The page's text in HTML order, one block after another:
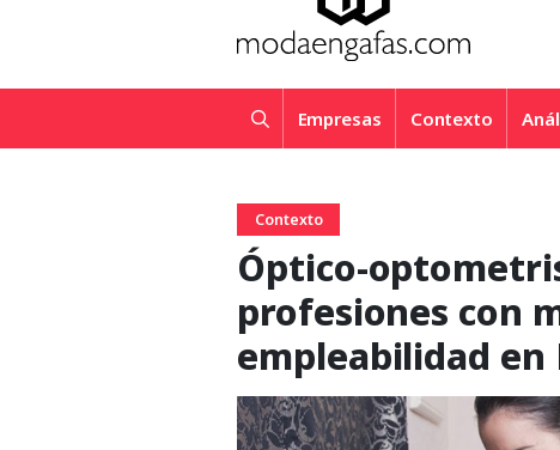
Empresas Contexto
Contexto
Óptico-
profesiones con
empleabilidad en